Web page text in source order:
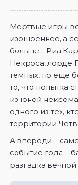
Мертвые игры
изощреннее, а
больше… Риа
Некроса, лорде
темных, но еще
то, что попытка
из юной
одного из тех,
территории
А впереди –
событие года –
разгадка